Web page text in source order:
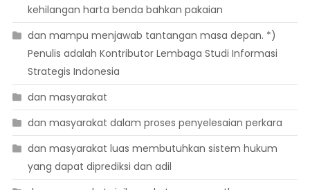
kehilangan harta benda bahkan pakaian
dan mampu menjawab tantangan masa depan. *)
Penulis adalah Kontributor Lembaga Studi Informasi
Strategis Indonesia
dan masyarakat
dan masyarakat dalam proses penyelesaian perkara
dan masyarakat luas membutuhkan sistem hukum
yang dapat diprediksi dan adil